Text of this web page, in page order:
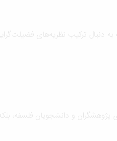
دنبال ترکیب نظریه‌های
پژوهشگران و دانشجویان فلسفه،